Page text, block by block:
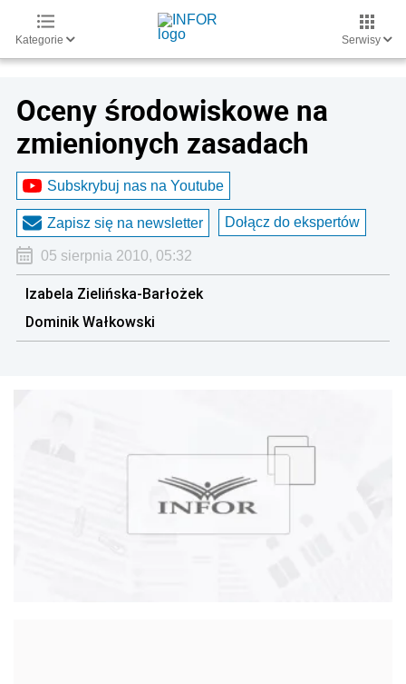
Kategorie Serwisy
Oceny środowiskowe na
zmienionych zasadach
Subskrybuj nas na Youtube
Zapisz się na newsletter Dołącz do ekspertów
05 sierpnia 2010, 05:32
Izabela Zielińska-Barłożek
Dominik Wałkowski